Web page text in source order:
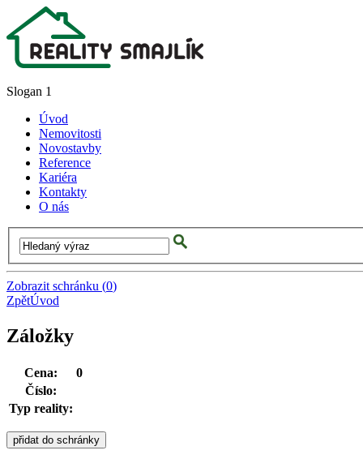
Slogan 1
Úvod
Nemovitosti
Novostavby
Reference
Kariéra
Kontakty
O nás
Zobrazit schránku (0)
ZpětÚvod
Záložky
Cena:
0
Číslo:
Typ reality: